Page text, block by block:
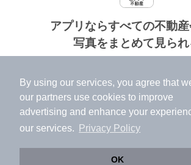
By using our services, you agree that
our partners use cookies to improve
advertising and enhance your
our services.
Privacy Policy
OK
アプリならすべての不動
写真をまとめて見られ
✔️
高速表示で似た物件も見つけ
✔️
便利な通知機能も充実
個人情報保護ポリシー 利用
©NIFTY Lifestyle Co., Ltd.